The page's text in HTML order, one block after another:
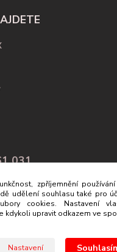
031
zpříjemnění
udělení souhlasu také pro
cookies. Nastavení
kdykoli upravit odkazem ve
Nastavení